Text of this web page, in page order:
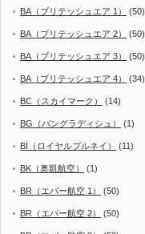
BA（ブリテッシュエア 1） (50)
BA（ブリテッシュエア 2） (50)
BA（ブリテッシュエア 3） (50)
BA（ブリテッシュエア 4） (34)
BC（スカイマーク） (14)
BG（バングラディシュ） (1)
BI（ロイヤルブルネイ） (11)
BK（奥凱航空） (1)
BR（エバー航空 1） (50)
BR（エバー航空 2） (50)